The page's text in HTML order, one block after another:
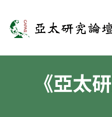
亞太研究論壇
《亞太